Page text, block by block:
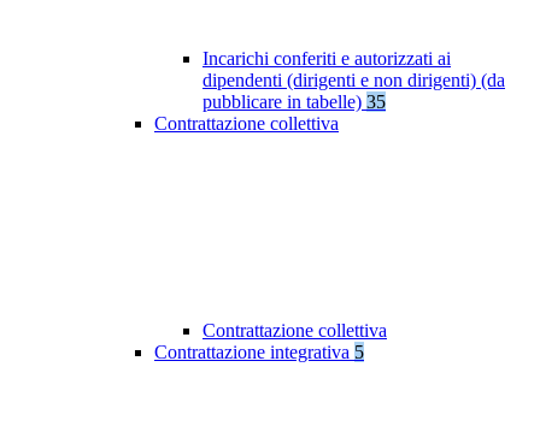
Incarichi conferiti e autorizzati ai
dipendenti (dirigenti e non dirigenti) (da
pubblicare in tabelle) 35
Contrattazione collettiva
Contrattazione collettiva
Contrattazione integrativa 5